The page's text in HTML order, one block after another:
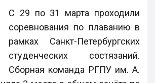
С 29 по 31 марта проходили
соревнования по плаванию в
рамках Санкт-Петербургских
студенческих состязаний.
Сборная команда РГПУ им. А.